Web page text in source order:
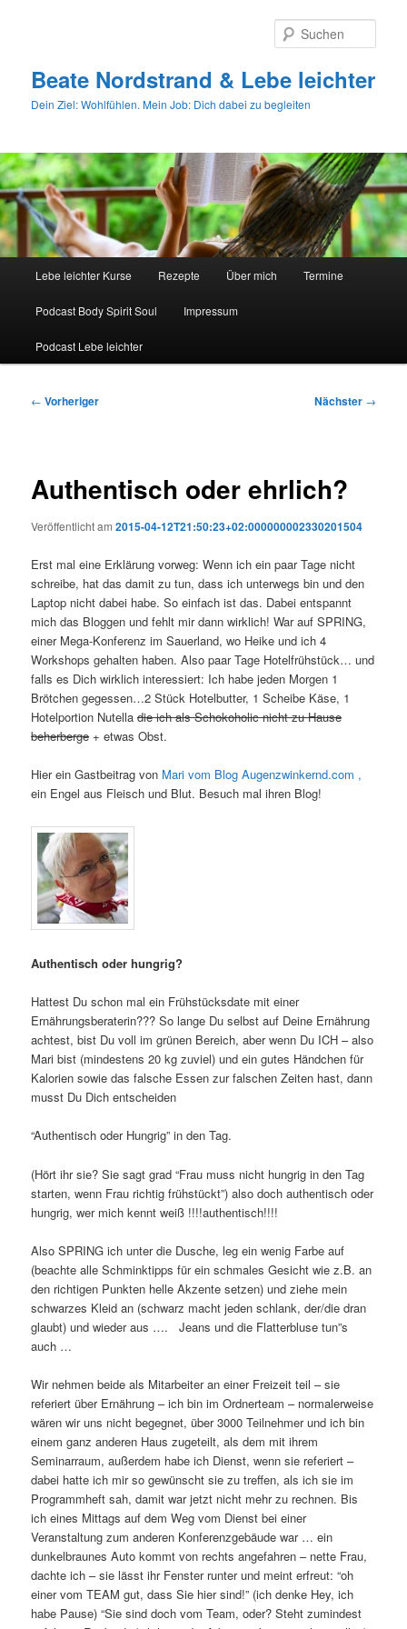
Beate Nordstrand & Lebe leichter
Dein Ziel: Wohlfühlen. Mein Job: Dich dabei zu begleiten
Lebe leichter Kurse Rezepte Über mich Termine
Podcast Body Spirit Soul Impressum
Podcast Lebe leichter
Beitragsnavigation
← Vorheriger Nächster →
Authentisch oder ehrlich?
Veröffentlicht am2015-04-12T21:50:23+02:000000002330201504
Erst mal eine Erklärung vorweg: Wenn ich ein paar Tage nicht
schreibe, hat das damit zu tun, dass ich unterwegs bin und den
Laptop nicht dabei habe. So einfach ist das. Dabei entspannt
mich das Bloggen und fehlt mir dann wirklich! War auf SPRING,
einer Mega-Konferenz im Sauerland, wo Heike und ich 4
Workshops gehalten haben. Also paar Tage Hotelfrühstück… und
falls es Dich wirklich interessiert: Ich habe jeden Morgen 1
Brötchen gegessen…2 Stück Hotelbutter, 1 Scheibe Käse, 1
Hotelportion Nutelladie ich als Schokoholic nicht zu Hause
beherberge + etwas Obst.
Hier ein Gastbeitrag von Mari vom Blog Augenzwinkernd.com ,
ein Engel aus Fleisch und Blut. Besuch mal ihren Blog!
Authentisch oder hungrig?
Hattest Du schon mal ein Frühstücksdate mit einer
Ernährungsberaterin??? So lange Du selbst auf Deine Ernährung
achtest, bist Du voll im grünen Bereich, aber wenn Du ICH – also
Mari bist (mindestens 20 kg zuviel) und ein gutes Händchen für
Kalorien sowie das falsche Essen zur falschen Zeiten hast, dann
musst Du Dich entscheiden
“Authentisch oder Hungrig” in den Tag.
(Hört ihr sie? Sie sagt grad “Frau muss nicht hungrig in den Tag
starten, wenn Frau richtig frühstückt”) also doch authentisch oder
hungrig, wer mich kennt weiß !!!!authentisch!!!!
Also SPRING ich unter die Dusche, leg ein wenig Farbe auf
(beachte alle Schminktipps für ein schmales Gesicht wie z.B. an
den richtigen Punkten helle Akzente setzen) und ziehe mein
schwarzes Kleid an (schwarz macht jeden schlank, der/die dran
glaubt) und wieder aus …. Jeans und die Flatterbluse tun”s
auch …
Wir nehmen beide als Mitarbeiter an einer Freizeit teil – sie
referiert über Ernährung – ich bin im Ordnerteam – normalerweise
wären wir uns nicht begegnet, über 3000 Teilnehmer und ich bin
einem ganz anderen Haus zugeteilt, als dem mit ihrem
Seminarraum, außerdem habe ich Dienst, wenn sie referiert –
dabei hatte ich mir so gewünscht sie zu treffen, als ich sie im
Programmheft sah, damit war jetzt nicht mehr zu rechnen. Bis
ich eines Mittags auf dem Weg vom Dienst bei einer
Veranstaltung zum anderen Konferenzgebäude war … ein
dunkelbraunes Auto kommt von rechts angefahren – nette Frau,
dachte ich – sie lässt ihr Fenster runter und meint erfreut: “oh
einer vom TEAM gut, dass Sie hier sind!” (ich denke Hey, ich
habe Pause) “Sie sind doch vom Team, oder? Steht zumindest